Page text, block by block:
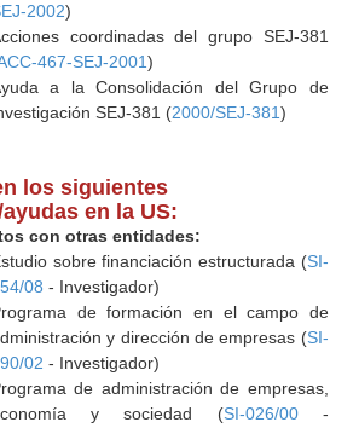
2002)
coordinadas del grupo SEJ-381
467-SEJ-2001)
a la Consolidación del Grupo de
SEJ-381 (2000/SEJ-381)
los siguientes
en la US:
con otras entidades:
sobre financiación estructurada (SI-
08 - Investigador)
de formación en el campo de
y dirección de empresas (SI-
02 - Investigador)
de administración de empresas,
y sociedad (SI-026/00-